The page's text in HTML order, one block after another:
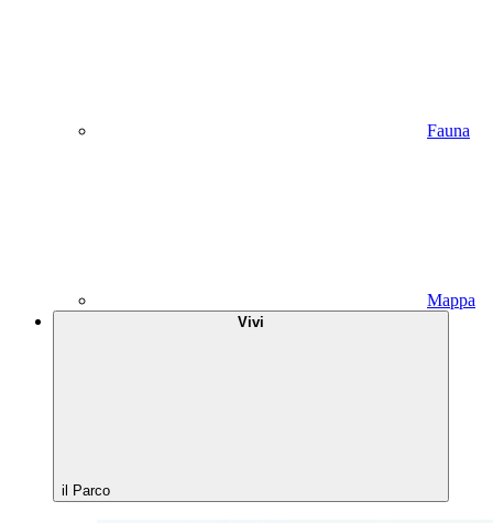
Fauna
Mappa
Vivi
il Parco